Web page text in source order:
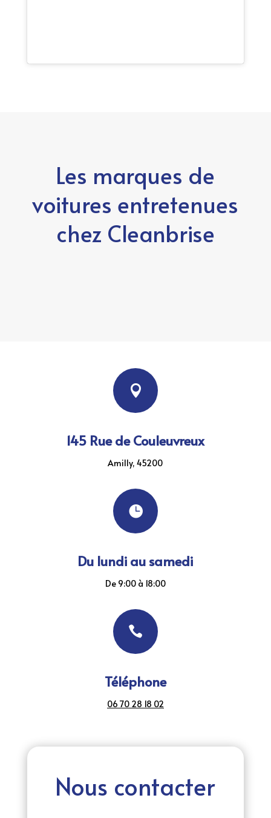
Les marques de
voitures entretenues
chez Cleanbrise

145 Rue de Couleuvreux
Amilly, 45200

Du lundi au samedi
De 9:00 à 18:00

Téléphone
06 70 28 18 02
Nous contacter